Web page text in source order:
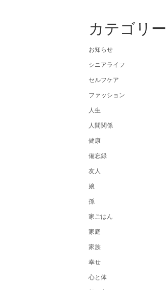
カテゴリー
お知らせ
シニアライフ
セルフケア
ファッション
人生
人間関係
健康
備忘録
友人
娘
孫
家ごはん
家庭
家族
幸せ
心と体